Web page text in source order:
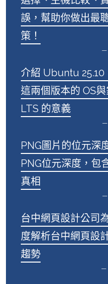
誤，幫助你做出最
策！
介紹 Ubuntu
這兩個版本的 OS
LTS 的意義
PNG圖片的位元深
PNG位元深度，包
真相
台中網頁設計公司
度解析台中網頁設
趨勢